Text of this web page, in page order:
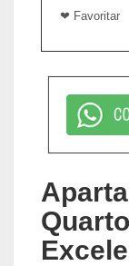
❤ Favoritar